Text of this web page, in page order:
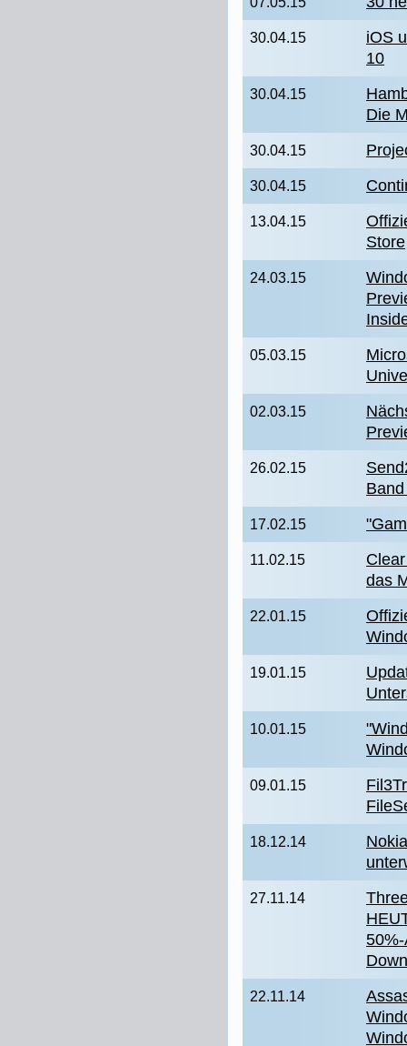
30.04.15
iOS
10
30.04.15
Die
30.04.15
30.04.15
13.04.15
Store
24.03.15
05.03.15
02.03.15
26.02.15
17.02.15
11.02.15
das
22.01.15
19.01.15
10.01.15
09.01.15
18.12.14
27.11.14
22.11.14